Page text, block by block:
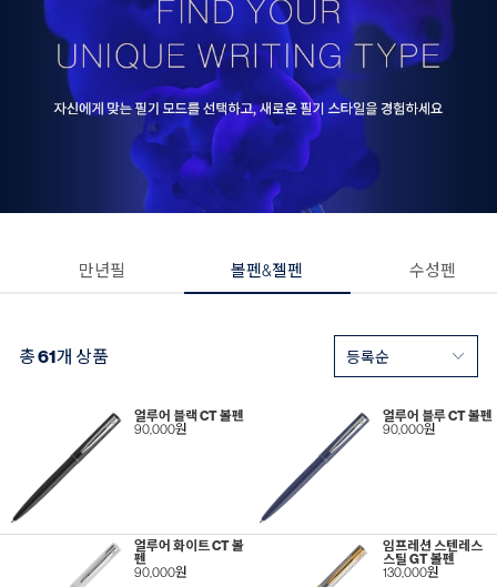
만년필 볼펜&젤펜 수성펜
총61개 상품
얼루어 블랙 CT 볼펜
90,000원
얼루어 블루 CT 볼펜
90,000원
얼루어 화이트 CT 볼
펜
90,000원
임프레션 스텐레스
스틸 GT 볼펜
130,000원